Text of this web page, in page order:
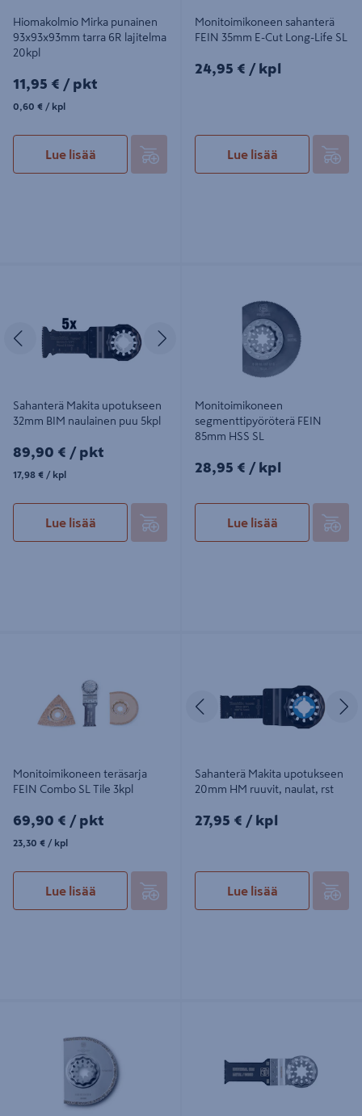
Hiomakolmio Mirka punainen
93x93x93mm tarra 6R lajitelma
20kpl
11,95€/pkt
11,95 € / pkt
0,60€/kpl
0,60 € / kpl
Lue lisää
Monitoimikoneen sahanterä
FEIN 35mm E-Cut Long-Life SL
24,95€/kpl
24,95 € / kpl
Lue lisää
Edellinen
Sahanterä Makita upotukseen
32mm BIM naulainen puu 5kpl
89,90€/pkt
89,90 € / pkt
17,98€/kpl
17,98 € / kpl
Lue lisää
Monitoimikoneen
segmenttipyöröterä FEIN
85mm HSS SL
28,95€/kpl
28,95 € / kpl
Lue lisää
Monitoimikoneen teräsarja
FEIN Combo SL Tile 3kpl
69,90€/pkt
69,90 € / pkt
23,30€/kpl
23,30 € / kpl
Lue lisää
Edellinen
Sahanterä Makita upotukseen
20mm HM ruuvit, naulat, rst
27,95€/kpl
27,95 € / kpl
Lue lisää